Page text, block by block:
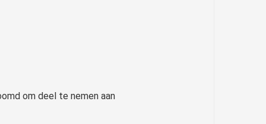
om deel te nemen aan